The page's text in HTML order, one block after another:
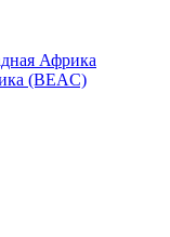
Африка
(BEAC)